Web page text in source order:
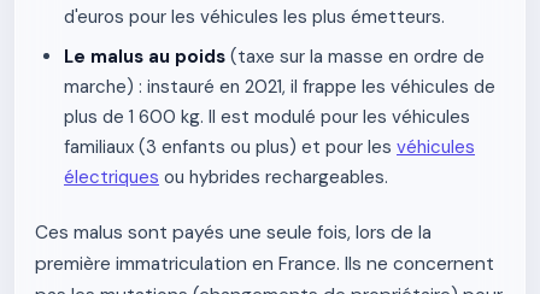
d'euros pour les véhicules les plus émetteurs.
Le malus au poids (taxe sur la masse en ordre de
marche) : instauré en 2021, il frappe les véhicules de
plus de 1 600 kg. Il est modulé pour les véhicules
familiaux (3 enfants ou plus) et pour les véhicules
électriques ou hybrides rechargeables.
Ces malus sont payés une seule fois, lors de la
première immatriculation en France. Ils ne concernent